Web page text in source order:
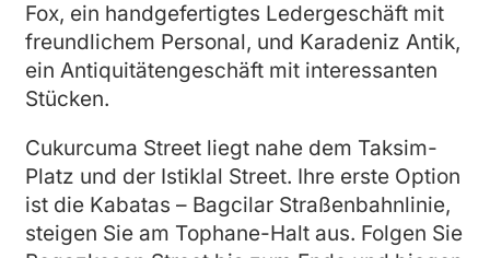
Fox, ein handgefertigtes Ledergeschäft mit
freundlichem Personal, und Karadeniz Antik,
ein Antiquitätengeschäft mit interessanten
Stücken.
Cukurcuma Street liegt nahe dem Taksim-
Platz und der Istiklal Street. Ihre erste Option
ist die Kabatas – Bagcilar Straßenbahnlinie,
steigen Sie am Tophane-Halt aus. Folgen Sie